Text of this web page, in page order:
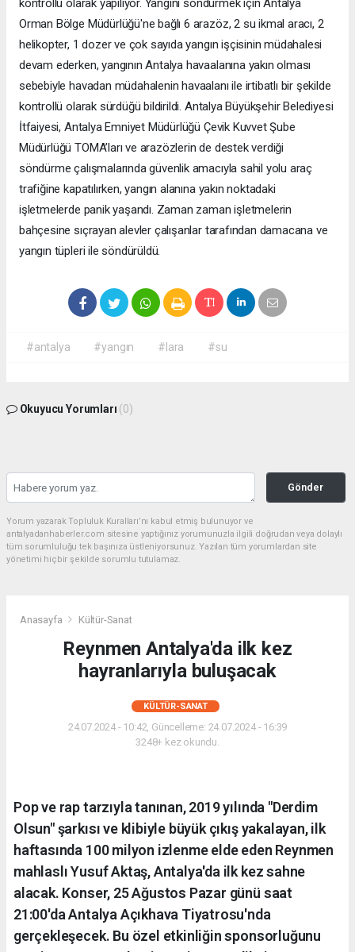
kontrollü olarak yapılıyor. Yangını söndürmek için Antalya
Orman Bölge Müdürlüğü'ne bağlı 6 arazöz, 2 su ikmal aracı, 2
helikopter, 1 dozer ve çok sayıda yangın işçisinin müdahalesi
devam ederken, yangının Antalya havaalanına yakın olması
sebebiyle havadan müdahalenin havaalanı ile irtibatlı bir şekilde
kontrollü olarak sürdüğü bildirildi. Antalya Büyükşehir Belediyesi
İtfaiyesi, Antalya Emniyet Müdürlüğü Çevik Kuvvet Şube
Müdürlüğü TOMA’ları ve arazözlerin de destek verdiği
söndürme çalışmalarında güvenlik amacıyla sahil yolu araç
trafiğine kapatılırken, yangın alanına yakın noktadaki
işletmelerde panik yaşandı. Zaman zaman işletmelerin
bahçesine sıçrayan alevler çalışanlar tarafından damacana ve
yangın tüpleri ile söndürüldü.
#antalya #yangın #lara #su
Okuyucu Yorumları (0)
Gönder
Yorum yazarak Topluluk Kuralları’nı kabul etmiş bulunuyor ve
antalyadanhaberler.com sitesine yaptığınız yorumunuzla ilgili doğrudan veya dolaylı
tüm sorumluluğu tek başınıza üstleniyorsunuz. Yazılan tüm yorumlardan site
yönetimi hiçbir şekilde sorumlu tutulamaz.
Anasayfa Kültür-Sanat
Reynmen Antalya'da ilk kez
hayranlarıyla buluşacak
KÜLTÜR-SANAT
24.07.2024 - 10:42, Güncelleme: 24.07.2024 - 16:39
3248+ kez okundu.
Pop ve rap tarzıyla tanınan, 2019 yılında "Derdim
Olsun" şarkısı ve klibiyle büyük çıkış yakalayan, ilk
haftasında 100 milyon izlenme elde eden Reynmen
mahlaslı Yusuf Aktaş, Antalya'da ilk kez sahne
alacak. Konser, 25 Ağustos Pazar günü saat
21:00'da Antalya Açıkhava Tiyatrosu'nda
gerçekleşecek. Bu özel etkinliğin sponsorluğunu